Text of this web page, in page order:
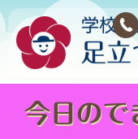
今日ので